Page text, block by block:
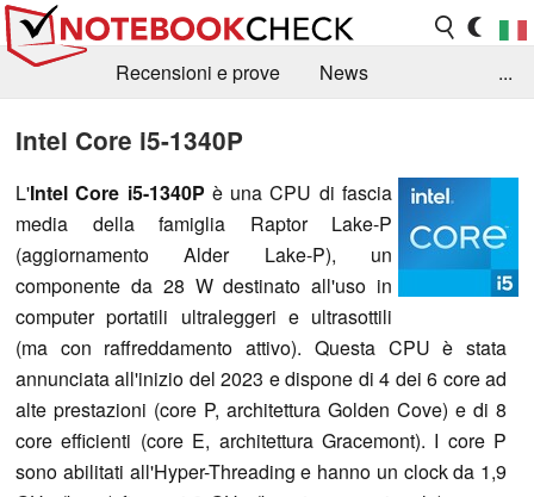
Recensioni e prove
News
...
Intel Core i5-1340P
L'Intel Core i5-1340P è una CPU di fascia
media della famiglia Raptor Lake-P
(aggiornamento Alder Lake-P), un
componente da 28 W destinato all'uso in
computer portatili ultraleggeri e ultrasottili
(ma con raffreddamento attivo). Questa CPU è stata
annunciata all'inizio del 2023 e dispone di 4 dei 6 core ad
alte prestazioni (core P, architettura Golden Cove) e di 8
core efficienti (core E, architettura Gracemont). I core P
sono abilitati all'Hyper-Threading e hanno un clock da 1,9